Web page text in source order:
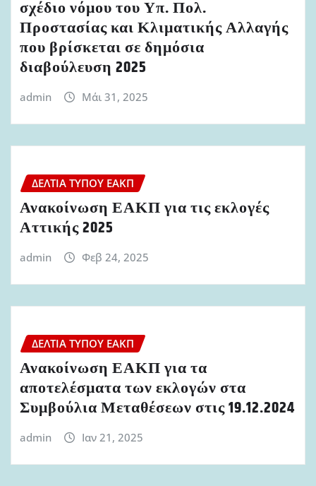
σχέδιο νόμου του Υπ. Πολ.
Προστασίας και Κλιματικής Αλλαγής
που βρίσκεται σε δημόσια
διαβούλευση 2025
admin Μάι 31, 2025
ΔΕΛΤΊΑ ΤΎΠΟΥ ΕΑΚΠ
Ανακοίνωση ΕΑΚΠ για τις εκλογές
Αττικής 2025
admin Φεβ 24, 2025
ΔΕΛΤΊΑ ΤΎΠΟΥ ΕΑΚΠ
Ανακοίνωση ΕΑΚΠ για τα
αποτελέσματα των εκλογών στα
Συμβούλια Μεταθέσεων στις 19.12.2024
admin Ιαν 21, 2025